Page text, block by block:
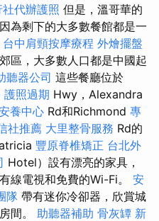
代辦護照 但是，溫哥華的
為剩下的大多數餐館都是一
台中肩頸按摩療程 外燴擺盤
區，大多數人口都是中國起
聽器公司 這些餐廳位於
護照過期 Hwy，Alexandra
養中心 Rd和Richmond 專
社推薦 大里整骨服務 Rd的
豐原脊椎矯正 台北外
Hotel）設有漂亮的家具，
線電視和免費的Wi-Fi。 安
隊 帶有迷你冷卻器，欣賞城
間。 助聽器補助 骨灰罈 新